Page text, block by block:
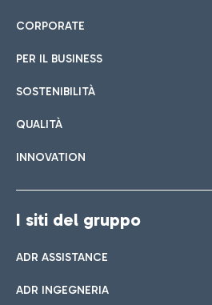
CORPORATE
PER IL BUSINESS
SOSTENIBILITÀ
QUALITÀ
INNOVATION
I siti del gruppo
ADR ASSISTANCE
ADR INGEGNERIA